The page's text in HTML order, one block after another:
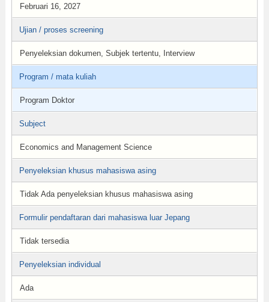
Februari 16, 2027
Ujian / proses screening
Penyeleksian dokumen, Subjek tertentu, Interview
Program / mata kuliah
Program Doktor
Subject
Economics and Management Science
Penyeleksian khusus mahasiswa asing
Tidak Ada penyeleksian khusus mahasiswa asing
Formulir pendaftaran dari mahasiswa luar Jepang
Tidak tersedia
Penyeleksian individual
Ada